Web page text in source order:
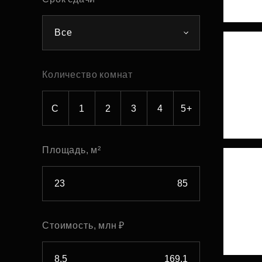
Рефинансирование
Все
Количество комнат
С 1 2 3 4 5+
Площадь, м²
Стоимость, млн ₽